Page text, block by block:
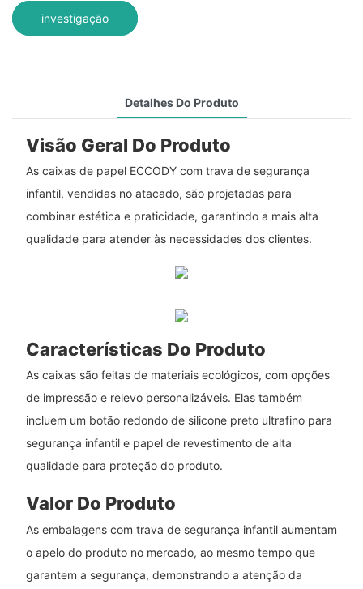
investigação
Detalhes Do Produto
Visão Geral Do Produto
As caixas de papel ECCODY com trava de segurança
infantil, vendidas no atacado, são projetadas para
combinar estética e praticidade, garantindo a mais alta
qualidade para atender às necessidades dos clientes.
Características Do Produto
As caixas são feitas de materiais ecológicos, com opções
de impressão e relevo personalizáveis. Elas também
incluem um botão redondo de silicone preto ultrafino para
segurança infantil e papel de revestimento de alta
qualidade para proteção do produto.
Valor Do Produto
As embalagens com trava de segurança infantil aumentam
o apelo do produto no mercado, ao mesmo tempo que
garantem a segurança, demonstrando a atenção da